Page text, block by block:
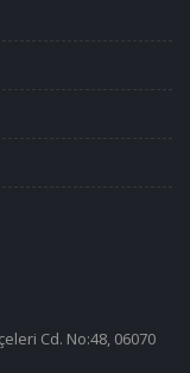
Cd. No:48, 06070